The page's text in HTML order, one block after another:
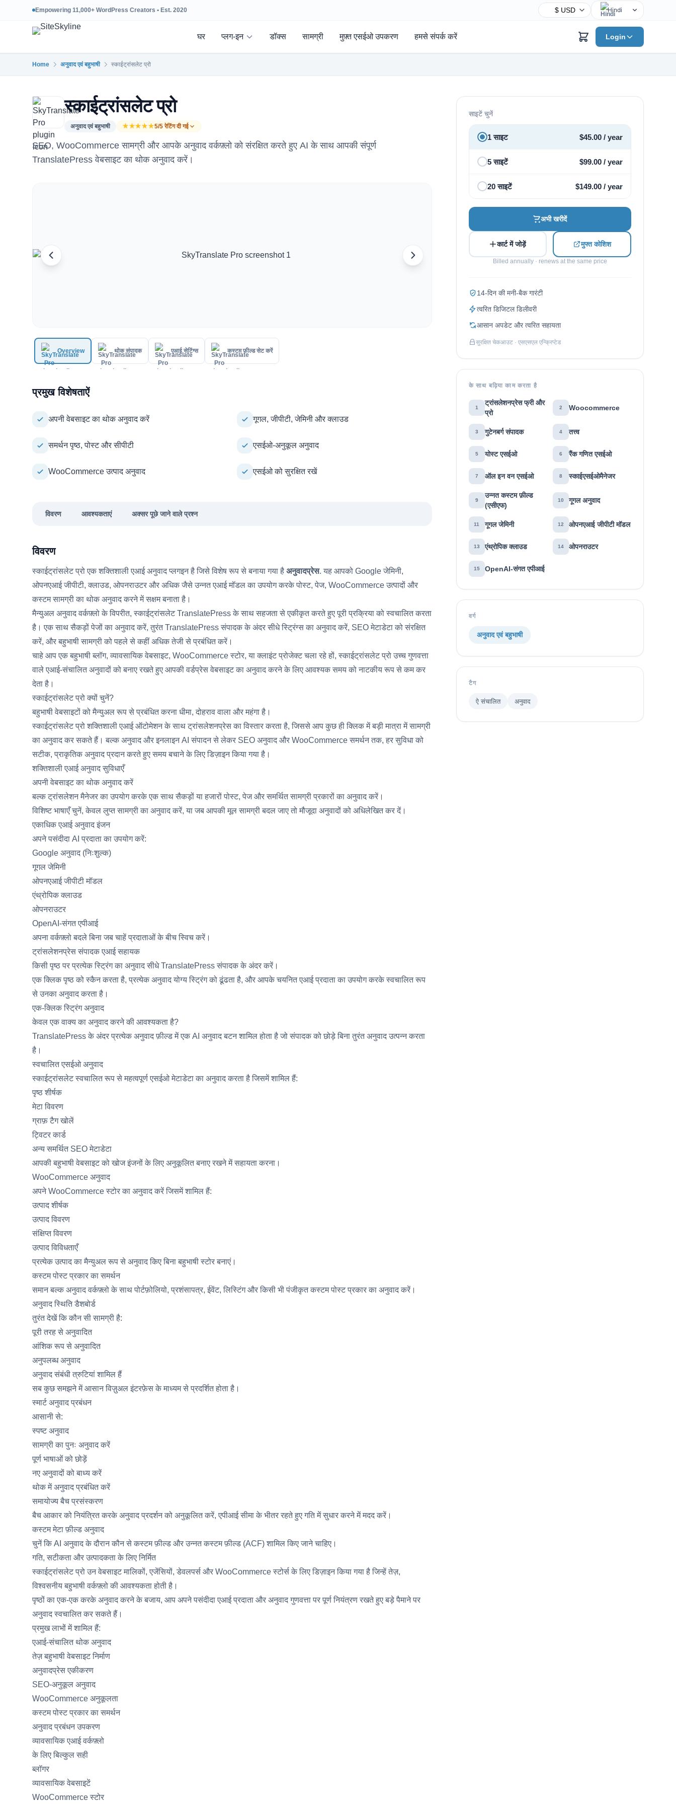
Empowering 11,000+ WordPress Creators • Est. 2020 Hindi
English
Chinese
Turkish
Vietnamese
घर प्लग-इन डॉक्स सामग्री मुफ़्त एसईओ उपकरण हमसे संपर्क करें Login
Home अनुवाद एवं बहुभाषी स्काईट्रांसलेट प्रो
स्काईट्रांसलेट प्रो
अनुवाद एवं बहुभाषी ★★★★★5/5 रेटिंग दी गई
SEO, WooCommerce सामग्री और आपके अनुवाद वर्कफ़्लो को संरक्षित करते हुए AI के साथ आपकी संपूर्ण
TranslatePress वेबसाइट का थोक अनुवाद करें।
Overview थोक संपादक एआई सेटिंग्स कस्टम फ़ील्ड सेट करें
प्रमुख विशेषताऐं
अपनी वेबसाइट का थोक अनुवाद करें गूगल, जीपीटी, जेमिनी और क्लाउड
समर्थन पृष्ठ, पोस्ट और सीपीटी एसईओ-अनुकूल अनुवाद
WooCommerce उत्पाद अनुवाद एसईओ को सुरक्षित रखें
विवरण आवश्यकताएं अक्सर पूछे जाने वाले प्रश्न
विवरण
स्काईट्रांसलेट प्रो एक शक्तिशाली एआई अनुवाद प्लगइन है जिसे विशेष रूप से बनाया गया है अनुवादप्रेस. यह आपको Google जेमिनी,
ओपनएआई जीपीटी, क्लाउड, ओपनराउटर और अधिक जैसे उन्नत एआई मॉडल का उपयोग करके पोस्ट, पेज, WooCommerce उत्पादों और
कस्टम सामग्री का थोक अनुवाद करने में सक्षम बनाता है।
मैन्युअल अनुवाद वर्कफ़्लो के विपरीत, स्काईट्रांसलेट TranslatePress के साथ सहजता से एकीकृत करते हुए पूरी प्रक्रिया को स्वचालित करता
है। एक साथ सैकड़ों पेजों का अनुवाद करें, तुरंत TranslatePress संपादक के अंदर सीधे स्ट्रिंग्स का अनुवाद करें, SEO मेटाडेटा को संरक्षित
करें, और बहुभाषी सामग्री को पहले से कहीं अधिक तेजी से प्रबंधित करें।
चाहे आप एक बहुभाषी ब्लॉग, व्यावसायिक वेबसाइट, WooCommerce स्टोर, या क्लाइंट प्रोजेक्ट चला रहे हों, स्काईट्रांसलेट प्रो उच्च गुणवत्ता
वाले एआई-संचालित अनुवादों को बनाए रखते हुए आपकी वर्डप्रेस वेबसाइट का अनुवाद करने के लिए आवश्यक समय को नाटकीय रूप से कम कर
देता है।
स्काईट्रांसलेट प्रो क्यों चुनें?
बहुभाषी वेबसाइटों को मैन्युअल रूप से प्रबंधित करना धीमा, दोहराव वाला और महंगा है।
स्काईट्रांसलेट प्रो शक्तिशाली एआई ऑटोमेशन के साथ ट्रांसलेशनप्रेस का विस्तार करता है, जिससे आप कुछ ही क्लिक में बड़ी मात्रा में सामग्री
का अनुवाद कर सकते हैं। बल्क अनुवाद और इनलाइन AI संपादन से लेकर SEO अनुवाद और WooCommerce समर्थन तक, हर सुविधा को
सटीक, प्राकृतिक अनुवाद प्रदान करते हुए समय बचाने के लिए डिज़ाइन किया गया है।
शक्तिशाली एआई अनुवाद सुविधाएँ
अपनी वेबसाइट का थोक अनुवाद करें
बल्क ट्रांसलेशन मैनेजर का उपयोग करके एक साथ सैकड़ों या हजारों पोस्ट, पेज और समर्थित सामग्री प्रकारों का अनुवाद करें।
विशिष्ट भाषाएँ चुनें, केवल लुप्त सामग्री का अनुवाद करें, या जब आपकी मूल सामग्री बदल जाए तो मौजूदा अनुवादों को अधिलेखित कर दें।
एकाधिक एआई अनुवाद इंजन
अपने पसंदीदा AI प्रदाता का उपयोग करें:
Google अनुवाद (निःशुल्क)
गूगल जेमिनी
ओपनएआई जीपीटी मॉडल
एंथ्रोपिक क्लाउड
ओपनराउटर
OpenAI-संगत एपीआई
अपना वर्कफ़्लो बदले बिना जब चाहें प्रदाताओं के बीच स्विच करें।
ट्रांसलेशनप्रेस संपादक एआई सहायक
किसी पृष्ठ पर प्रत्येक स्ट्रिंग का अनुवाद सीधे TranslatePress संपादक के अंदर करें।
एक क्लिक पृष्ठ को स्कैन करता है, प्रत्येक अनुवाद योग्य स्ट्रिंग को ढूंढता है, और आपके चयनित एआई प्रदाता का उपयोग करके स्वचालित रूप
से उनका अनुवाद करता है।
एक-क्लिक स्ट्रिंग अनुवाद
केवल एक वाक्य का अनुवाद करने की आवश्यकता है?
TranslatePress के अंदर प्रत्येक अनुवाद फ़ील्ड में एक AI अनुवाद बटन शामिल होता है जो संपादक को छोड़े बिना तुरंत अनुवाद उत्पन्न करता
है।
स्वचालित एसईओ अनुवाद
स्काईट्रांसलेट स्वचालित रूप से महत्वपूर्ण एसईओ मेटाडेटा का अनुवाद करता है जिसमें शामिल हैं:
पृष्ठ शीर्षक
मेटा विवरण
ग्राफ़ टैग खोलें
ट्विटर कार्ड
अन्य समर्थित SEO मेटाडेटा
आपकी बहुभाषी वेबसाइट को खोज इंजनों के लिए अनुकूलित बनाए रखने में सहायता करना।
WooCommerce अनुवाद
अपने WooCommerce स्टोर का अनुवाद करें जिसमें शामिल हैं:
उत्पाद शीर्षक
उत्पाद विवरण
संक्षिप्त विवरण
उत्पाद विविधताएँ
प्रत्येक उत्पाद का मैन्युअल रूप से अनुवाद किए बिना बहुभाषी स्टोर बनाएं।
कस्टम पोस्ट प्रकार का समर्थन
समान बल्क अनुवाद वर्कफ़्लो के साथ पोर्टफ़ोलियो, प्रशंसापत्र, ईवेंट, लिस्टिंग और किसी भी पंजीकृत कस्टम पोस्ट प्रकार का अनुवाद करें।
अनुवाद स्थिति डैशबोर्ड
तुरंत देखें कि कौन सी सामग्री है:
पूरी तरह से अनुवादित
आंशिक रूप से अनुवादित
अनुपलब्ध अनुवाद
अनुवाद संबंधी त्रुटियां शामिल हैं
सब कुछ समझने में आसान विज़ुअल इंटरफ़ेस के माध्यम से प्रदर्शित होता है।
स्मार्ट अनुवाद प्रबंधन
आसानी से:
स्पष्ट अनुवाद
सामग्री का पुनः अनुवाद करें
पूर्ण भाषाओं को छोड़ें
नए अनुवादों को बाध्य करें
थोक में अनुवाद प्रबंधित करें
समायोज्य बैच प्रसंस्करण
बैच आकार को नियंत्रित करके अनुवाद प्रदर्शन को अनुकूलित करें, एपीआई सीमा के भीतर रहते हुए गति में सुधार करने में मदद करें।
कस्टम मेटा फ़ील्ड अनुवाद
चुनें कि AI अनुवाद के दौरान कौन से कस्टम फ़ील्ड और उन्नत कस्टम फ़ील्ड (ACF) शामिल किए जाने चाहिए।
गति, सटीकता और उत्पादकता के लिए निर्मित
स्काईट्रांसलेट प्रो उन वेबसाइट मालिकों, एजेंसियों, डेवलपर्स और WooCommerce स्टोर्स के लिए डिज़ाइन किया गया है जिन्हें तेज़,
विश्वसनीय बहुभाषी वर्कफ़्लो की आवश्यकता होती है।
पृष्ठों का एक-एक करके अनुवाद करने के बजाय, आप अपने पसंदीदा एआई प्रदाता और अनुवाद गुणवत्ता पर पूर्ण नियंत्रण रखते हुए बड़े पैमाने पर
अनुवाद स्वचालित कर सकते हैं।
प्रमुख लाभों में शामिल हैं:
एआई-संचालित थोक अनुवाद
तेज़ बहुभाषी वेबसाइट निर्माण
अनुवादप्रेस एकीकरण
SEO-अनुकूल अनुवाद
WooCommerce अनुकूलता
कस्टम पोस्ट प्रकार का समर्थन
अनुवाद प्रबंधन उपकरण
व्यावसायिक एआई वर्कफ़्लो
के लिए बिल्कुल सही
ब्लॉगर
व्यावसायिक वेबसाइटें
WooCommerce स्टोर
साइटें चुनें
1 साइट $45.00 / year
5 साइटें $99.00 / year
20 साइटें $149.00 / year
अभी खरीदें
कार्ट में जोड़ें मुफ्त कोशिश
Billed annually · renews at the same price
14-दिन की मनी-बैक गारंटी
त्वरित डिजिटल डिलीवरी
आसान अपडेट और त्वरित सहायता
सुरक्षित चेकआउट · एसएसएल एन्क्रिप्टेड
के साथ बढ़िया काम करता है
1
ट्रांसलेशनप्रेस फ्री और
प्रो
2 Woocommerce
3 गुटेनबर्ग संपादक 4 तत्त्व
5 योस्ट एसईओ 6 रैंक गणित एसईओ
7 ऑल इन वन एसईओ 8 स्काईएसईओमैनेजर
9
उन्नत कस्टम फ़ील्ड
(एसीएफ)
10 गूगल अनुवाद
11 गूगल जेमिनी 12 ओपनएआई जीपीटी मॉडल
13 एंथ्रोपिक क्लाउड 14 ओपनराउटर
15 OpenAI-संगत एपीआई
वर्ग
अनुवाद एवं बहुभाषी
टैग
ऐ संचालित अनुवाद